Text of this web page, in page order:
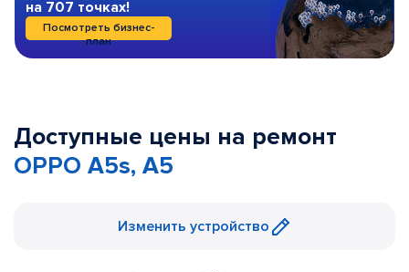
на 707 точках!
Посмотреть бизнес-
план
Доступные цены на ремонт
OPPO A5s, A5
Изменить устройство